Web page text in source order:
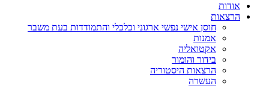
אודות
הרצאות
חוסן אישי נפשי ארגוני וכלכלי והתמודדות בעת משבר
אמנות
אקטואליה
בידור והומור
הרצאות היסטוריה
העשרה